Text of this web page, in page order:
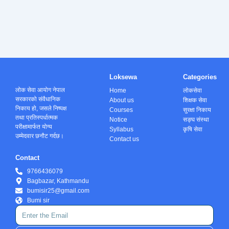
लोक सेवा आयोग नेपाल
सरकारको संवैधानिक
निकाय हो, जसले निष्पक्ष
तथा प्रतिस्पर्धात्मक
परीक्षामार्फत योग्य
उम्मेदवार छनौट गर्दछ।
Loksewa
Home
About us
Courses
Notice
Syllabus
Contact us
Categories
लोकसेवा
शिक्षक सेवा
सुरक्षा निकाय
सङ्घ संस्था
कृषि सेवा
Contact
9766436079
Bagbazar, Kathmandu
bumisir25@gmail.com
Bumi sir